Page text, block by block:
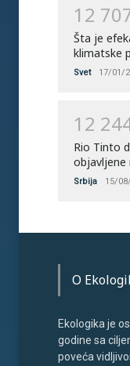
1 2 70
Šta je
klimatske
Svet 17/01/
1 2 24
Rio Tinto
objavljene
Srbija 15/
O
Ekologika je
godine sa
poveća